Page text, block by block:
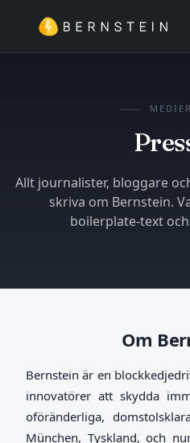
Stanna på
Allt journalister, bloggare
skriva om Bernstein.
boilerplate-text
Om
Bernstein är en
innovatörer att skydda
oföränderliga,
München, Tyskland, och